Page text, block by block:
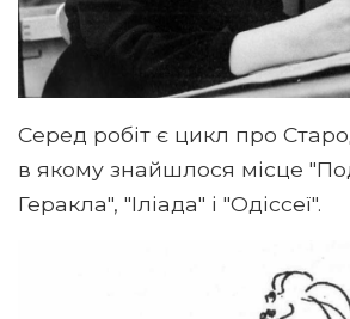
Серед робіт є цикл про
в якому знайшлося місце
Геракла", "Іліада" і "Одіссеї".